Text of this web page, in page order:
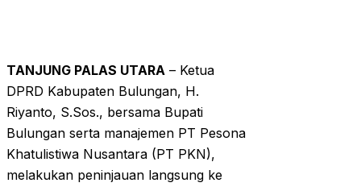
TANJUNG PALAS UTARA – Ketua
DPRD Kabupaten Bulungan, H.
Riyanto, S.Sos., bersama Bupati
Bulungan serta manajemen PT Pesona
Khatulistiwa Nusantara (PT PKN),
melakukan peninjauan langsung ke